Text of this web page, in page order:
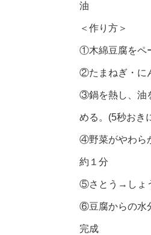
油
＜作り方＞
①木綿豆腐をペ
②たまねぎ・に
③鍋を熱し、油
める。(5秒おき
④野菜がやわら
約１分
⑤さとう→しょ
⑥豆腐からの水
完成